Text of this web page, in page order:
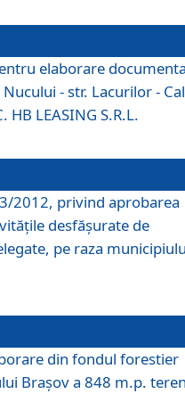
elaborare
- str. Lacurilor -
LEASING S.R.L.
2012, privind aprobarea
desfăşurate de
pe raza
din fondul forestier
Braşov a 848 m.p.